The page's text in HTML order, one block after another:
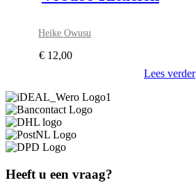
Heike Owusu
€ 12,00
Lees verder
Heeft u een vraag?